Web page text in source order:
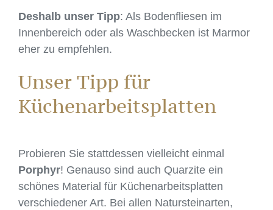
Deshalb unser Tipp: Als Bodenfliesen im
Innenbereich oder als Waschbecken ist Marmor
eher zu empfehlen.
Unser Tipp für
Küchenarbeitsplatten
Probieren Sie stattdessen vielleicht einmal
Porphyr! Genauso sind auch Quarzite ein
schönes Material für Küchenarbeitsplatten
verschiedener Art. Bei allen Natursteinarten,